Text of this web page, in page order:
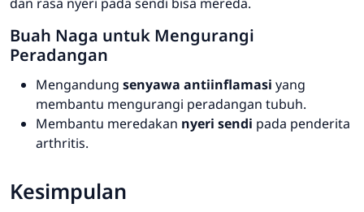
Buah Naga untuk Mengurangi
Peradangan
Mengandung senyawa antiinflamasi yang
membantu mengurangi peradangan tubuh.
Membantu meredakan nyeri sendi pada penderita
arthritis.
Kesimpulan